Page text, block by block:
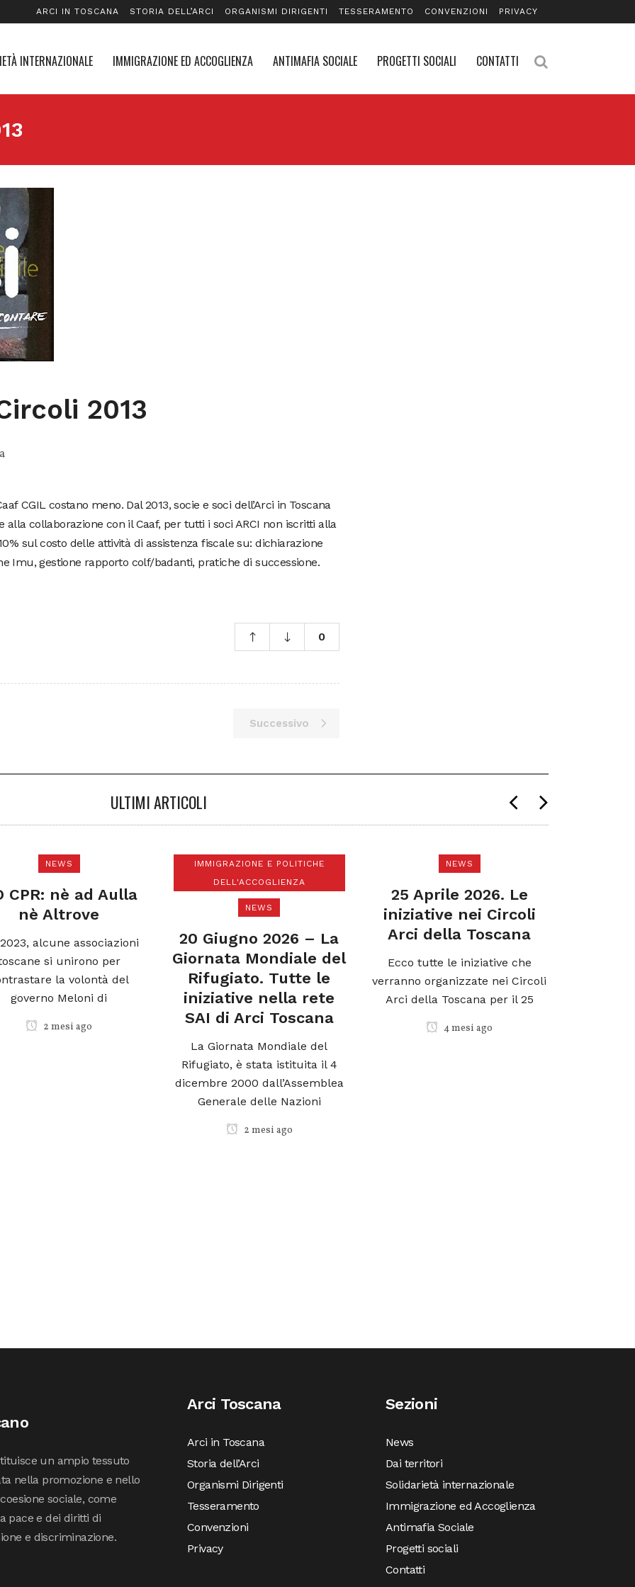
ARCI IN TOSCANA STORIA DELL’ARCI ORGANISMI DIRIGENTI TESSERAMENTO CONVENZIONI PRIVACY
INTERNAZIONALE IMMIGRAZIONE ED ACCOGLIENZA ANTIMAFIA SOCIALE PROGETTI SOCIALI CONTATTI
2013
CGIL costano meno. Dal 2013, socie e soci dell’Arci in Toscana
alla collaborazione con il Caaf, per tutti i soci ARCI non iscritti alla
sul costo delle attività di assistenza fiscale su: dichiarazione
Imu, gestione rapporto colf/badanti, pratiche di successione.
0
Successivo
ULTIMI ARTICOLI
NEWS
CPR: nè ad Aulla
nè Altrove
alcune associazioni
si unirono per
la volontà del
governo Meloni di
2 mesi ago
IMMIGRAZIONE E POLITICHE
DELL'ACCOGLIENZA
NEWS
20 Giugno 2026 – La
Giornata Mondiale del
Rifugiato. Tutte le
iniziative nella rete
SAI di Arci Toscana
La Giornata Mondiale del
Rifugiato, è stata istituita il 4
dicembre 2000 dall’Assemblea
Generale delle Nazioni
2 mesi ago
NEWS
25 Aprile 2026. Le
iniziative nei Circoli
Arci della Toscana
Ecco tutte le iniziative che
verranno organizzate nei Circoli
Arci della Toscana per il 25
4 mesi ago
un ampio tessuto
nella promozione e nello
sociale, come
pace e dei diritti di
e discriminazione.
Arci Toscana
Arci in Toscana
Storia dell’Arci
Organismi Dirigenti
Tesseramento
Convenzioni
Privacy
Sezioni
News
Dai territori
Solidarietà internazionale
Immigrazione ed Accoglienza
Antimafia Sociale
Progetti sociali
Contatti